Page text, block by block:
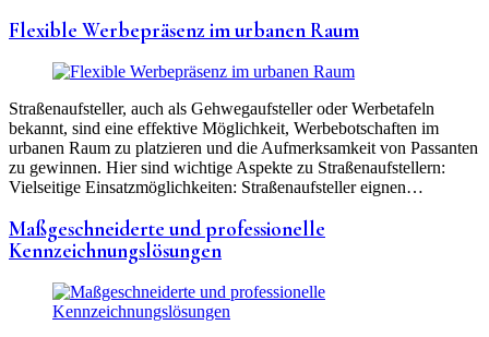
Flexible Werbepräsenz im urbanen Raum
Straßenaufsteller, auch als Gehwegaufsteller oder Werbetafeln
bekannt, sind eine effektive Möglichkeit, Werbebotschaften im
urbanen Raum zu platzieren und die Aufmerksamkeit von Passanten
zu gewinnen. Hier sind wichtige Aspekte zu Straßenaufstellern:
Vielseitige Einsatzmöglichkeiten: Straßenaufsteller eignen…
Maßgeschneiderte und professionelle
Kennzeichnungslösungen